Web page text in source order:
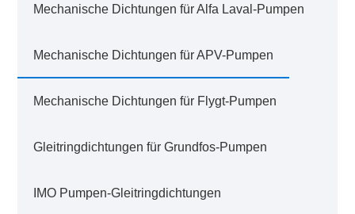
Mechanische Dichtungen für Alfa Laval-Pumpen
Mechanische Dichtungen für APV-Pumpen
Mechanische Dichtungen für Flygt-Pumpen
Gleitringdichtungen für Grundfos-Pumpen
IMO Pumpen-Gleitringdichtungen